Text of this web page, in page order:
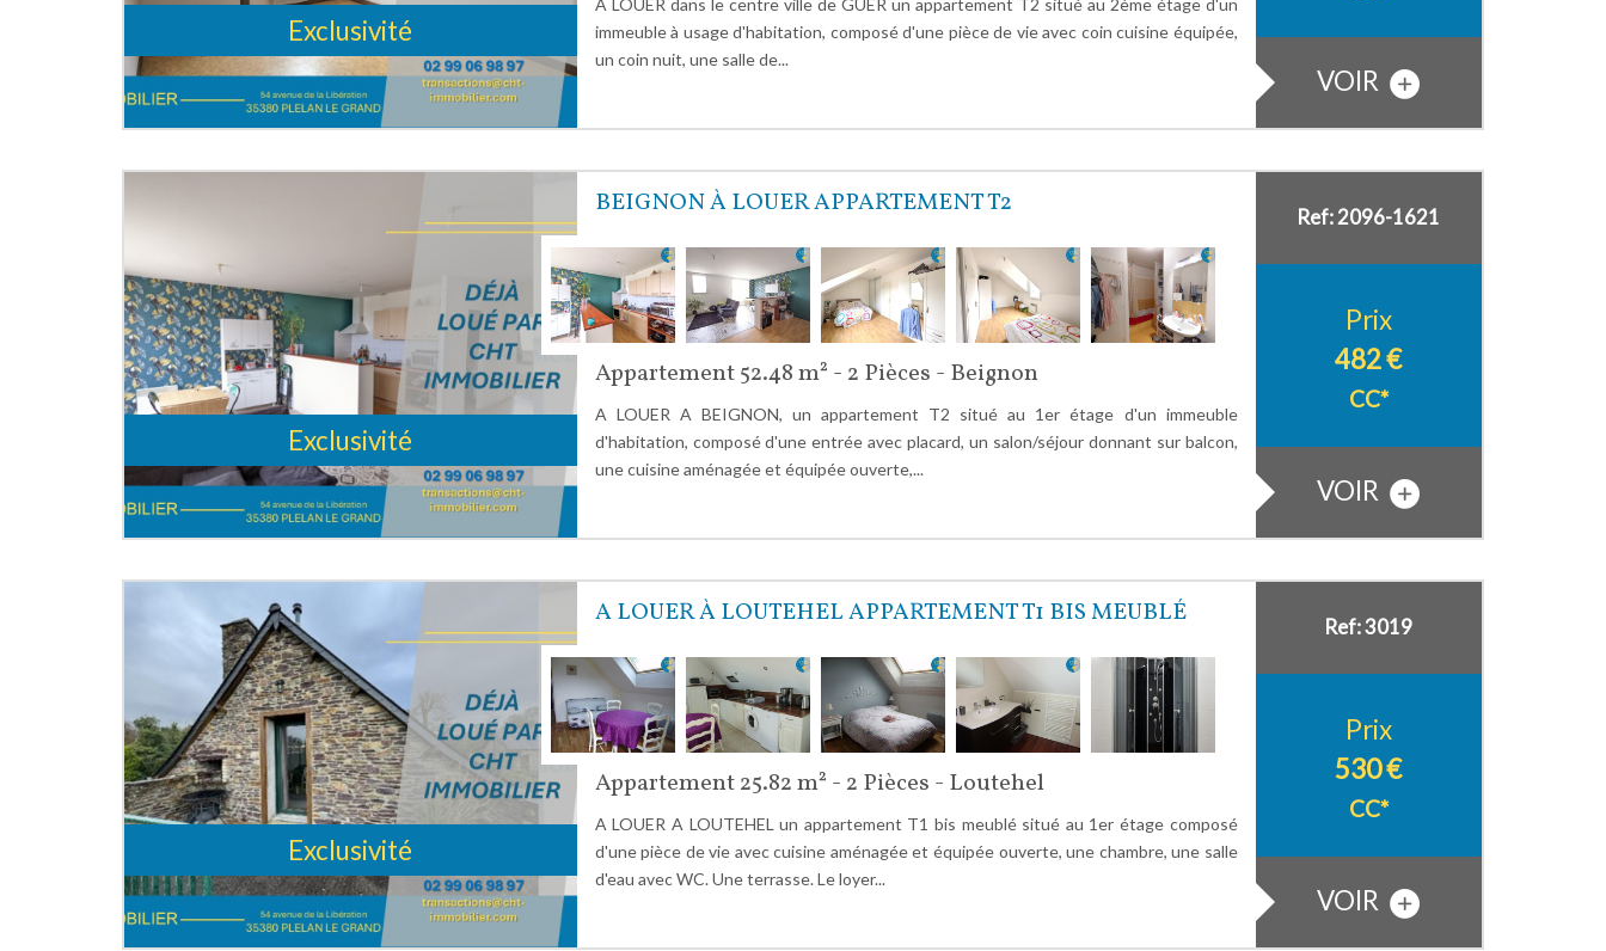
Exclusivité
A LOUER dans le centre ville de GUER un appartement T2 situé au 2ème étage d'un
immeuble à usage d'habitation, composé d'une pièce de vie avec coin cuisine équipée,
un coin nuit, une salle de...
VOIR
Exclusivité
BEIGNON À LOUER APPARTEMENT T2
Appartement 52.48 m² - 2 Pièces - Beignon
A LOUER A BEIGNON, un appartement T2 situé au 1er étage d'un immeuble
d'habitation, composé d'une entrée avec placard, un salon/séjour donnant sur balcon,
une cuisine aménagée et équipée ouverte,...
Ref: 2096-1621
Prix
482 €
CC*
VOIR
Exclusivité
A LOUER À LOUTEHEL APPARTEMENT T1 BIS MEUBLÉ
Appartement 25.82 m² - 2 Pièces - Loutehel
A LOUER A LOUTEHEL un appartement T1 bis meublé situé au 1er étage composé
d'une pièce de vie avec cuisine aménagée et équipée ouverte, une chambre, une salle
d'eau avec WC. Une terrasse. Le loyer...
Ref: 3019
Prix
530 €
CC*
VOIR